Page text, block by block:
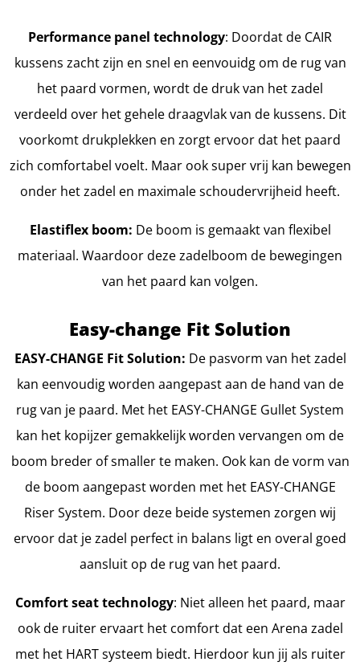
Performance panel technology: Doordat de CAIR
kussens zacht zijn en snel en eenvouidg om de rug van
het paard vormen, wordt de druk van het zadel
verdeeld over het gehele draagvlak van de kussens. Dit
voorkomt drukplekken en zorgt ervoor dat het paard
zich comfortabel voelt. Maar ook super vrij kan bewegen
onder het zadel en maximale schoudervrijheid heeft.
Elastiflex boom: De boom is gemaakt van flexibel
materiaal. Waardoor deze zadelboom de bewegingen
van het paard kan volgen.
Easy-change Fit Solution
EASY-CHANGE Fit Solution: De pasvorm van het zadel
kan eenvoudig worden aangepast aan de hand van de
rug van je paard. Met het EASY-CHANGE Gullet System
kan het kopijzer gemakkelijk worden vervangen om de
boom breder of smaller te maken. Ook kan de vorm van
de boom aangepast worden met het EASY-CHANGE
Riser System. Door deze beide systemen zorgen wij
ervoor dat je zadel perfect in balans ligt en overal goed
aansluit op de rug van het paard.
Comfort seat technology: Niet alleen het paard, maar
ook de ruiter ervaart het comfort dat een Arena zadel
met het HART systeem biedt. Hierdoor kun jij als ruiter